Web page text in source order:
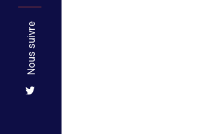
Nous suivre